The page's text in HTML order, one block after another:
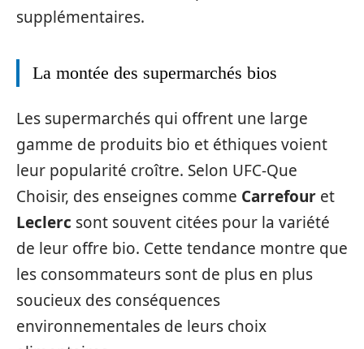
supplémentaires.
La montée des supermarchés bios
Les supermarchés qui offrent une large
gamme de produits bio et éthiques voient
leur popularité croître. Selon UFC-Que
Choisir, des enseignes comme Carrefour et
Leclerc sont souvent citées pour la variété
de leur offre bio. Cette tendance montre que
les consommateurs sont de plus en plus
soucieux des conséquences
environnementales de leurs choix